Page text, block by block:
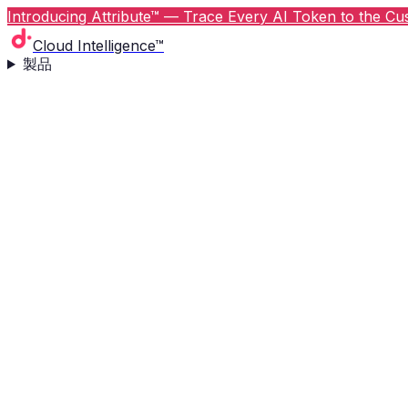
Introducing Attribute™ — Trace Every AI Token to the
Cloud Intelligence™
製品